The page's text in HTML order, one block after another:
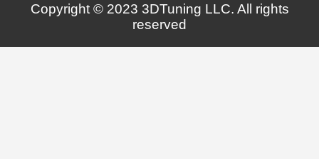
Copyright © 2023 3DTuning LLC. All rights
reserved